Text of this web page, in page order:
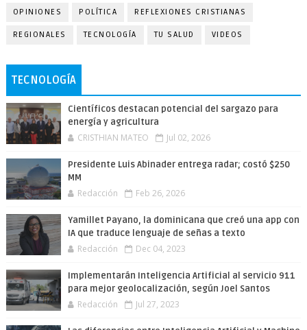
OPINIONES POLÍTICA REFLEXIONES CRISTIANAS
REGIONALES TECNOLOGÍA TU SALUD VIDEOS
TECNOLOGÍA
Científicos destacan potencial del sargazo para
energía y agricultura
CRISTHIAN MATEO Jul 02, 2026
Presidente Luis Abinader entrega radar; costó $250
MM
Redacción Feb 26, 2026
Yamillet Payano, la dominicana que creó una app con
IA que traduce lenguaje de señas a texto
Redacción Dec 04, 2023
Implementarán Inteligencia Artificial al servicio 911
para mejor geolocalización, según Joel Santos
Redacción Jul 27, 2023